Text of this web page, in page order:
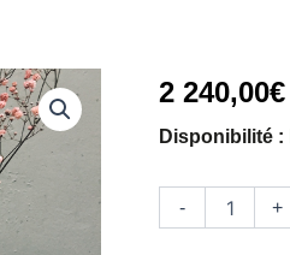
2 240,00€
Disponibilité :
-
quantité
de
Pollen
Bloom
+